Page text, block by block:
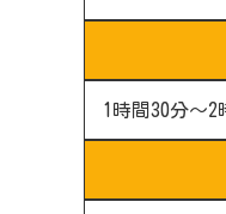
1時間30分～2